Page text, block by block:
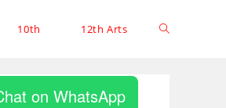
10th 12th Arts
on WhatsApp